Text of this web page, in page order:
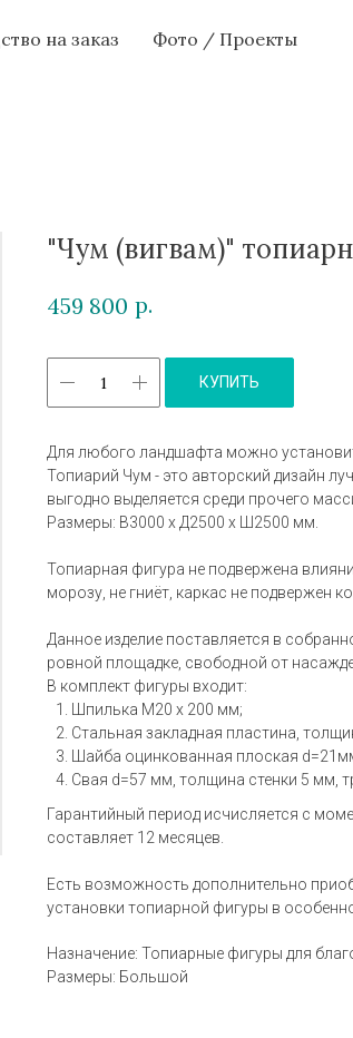
на заказ
Фото / Проекты
"Чум (вигвам)"
459 800 р.
КУПИТЬ
Для любого ландшафта можно
Топиарий Чум - это авторский дизайн
выгодно выделяется среди прочего
Размеры: В3000 x Д2500 x Ш2500 мм.
Топиарная фигура не подвержена
морозу, не гниёт, каркас не подвержен
Данное изделие поставляется в
ровной площадке, свободной от
В комплект фигуры входит:
Шпилька М20 х 200 мм;
Стальная закладная пластина,
Шайба оцинкованная плоская
Свая d=57 мм, толщина стенки 5 мм,
Гарантийный период исчисляется с
составляет 12 месяцев.
Есть возможность дополнительно
установки топиарной фигуры в
Назначение: Топиарные фигуры для
Размеры: Большой